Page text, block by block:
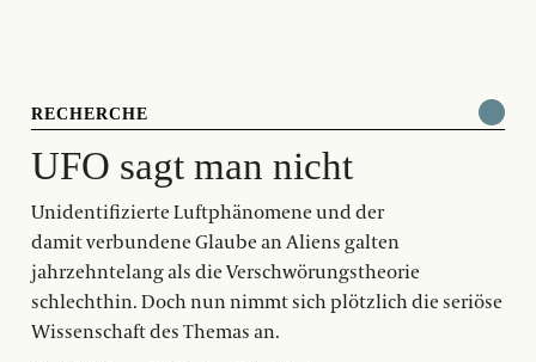
RECHERCHE
UFO sagt man nicht
Unidentifizierte Luftphänomene und der
damit verbundene Glaube an Aliens galten
jahrzehntelang als die Verschwörungstheorie
schlechthin. Doch nun nimmt sich plötzlich die seriöse
Wissenschaft des Themas an.